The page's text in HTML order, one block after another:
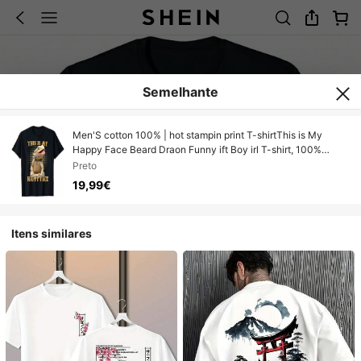
Semelhante
Men'S cotton 100% | hot stampin print T-shirtThis is My
Happy Face Beard Draon Funny ift Boy irl T-shirt, 100%
Cotton, 180
Preto
19,99€
Itens similares